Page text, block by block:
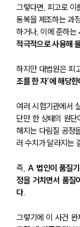
그렇다면, 피고로
동복을 제조하는 과
하거나, 이에 준하는
적극적으로 사용해
하지만 대법원은 피
조를 한 자’에 해당
여러 시험기관에서
단만 한 상태의 원
해지는 다림질 공정
러 수치가 달라지는
즉, A 법인이 품질
정을 거치면서 품질
다.
그렇기에 이 사건 완